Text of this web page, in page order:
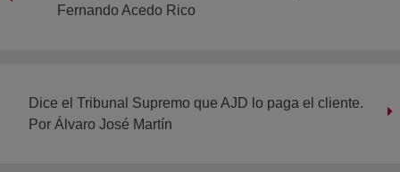
Fernando Acedo Rico
Dice el Tribunal Supremo que AJD lo paga el cliente.
Por Álvaro José Martín